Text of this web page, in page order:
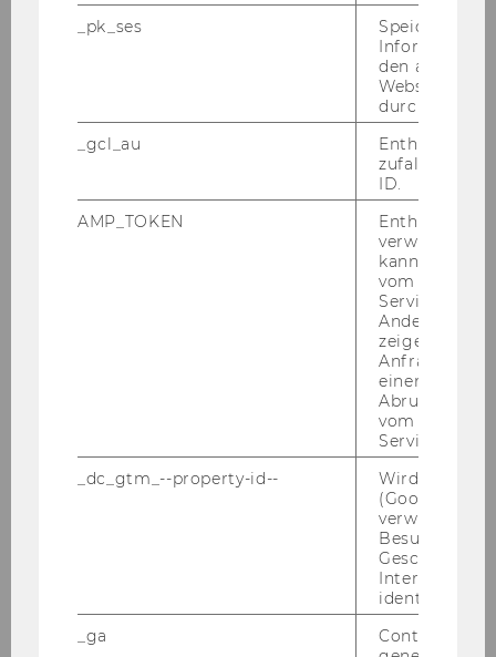
Zu­gang und die Um­set­zung auf ei­ge­ne Pro­
blem­stel­lun­gen.
Kompetenzzentrum für empirische
Forschungsmethoden
Aktuelles
_pk_ses
Speicherung
den aktuellen
durch
_gcl_au
Enthält eine
ID.
AMP_TOKEN
Enthält ein
verwendet
kann, um
vom AMP-
Service
Andere
zeigen Opt-
Anfrage im
einen Fehler
Abrufen
vom AMP
Service an.
_dc_gtm_--property-id--
Wird von
(Google Tag
verwendet,
Besucher
Geschlecht
Interessen zu
identifizieren.
_ga
Contains a